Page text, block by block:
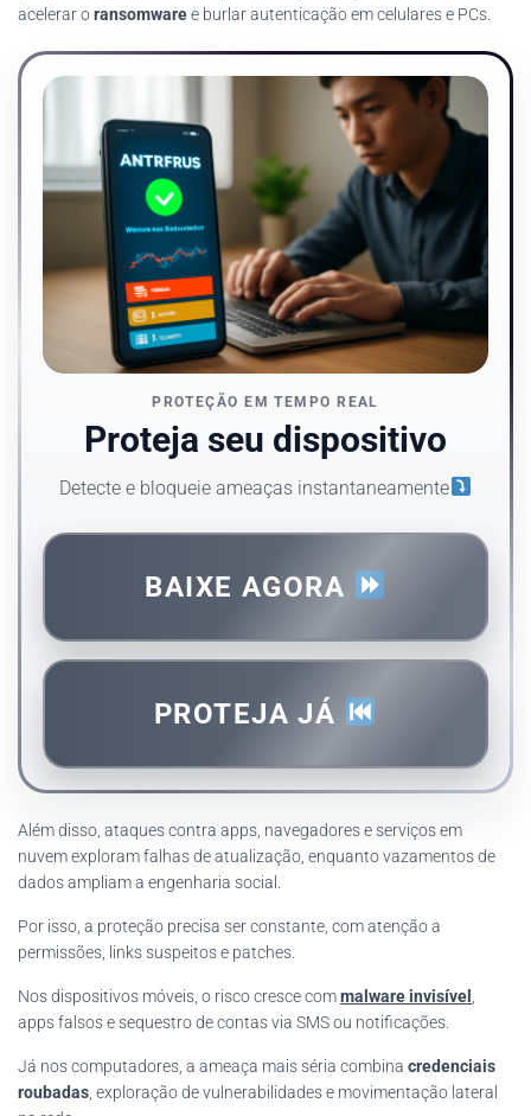
acelerar oransomwaree burlar autenticação em celulares e PCs.
PROTEÇÃO EM TEMPO REAL
Proteja seu dispositivo
Detecte e bloqueie ameaças instantaneamente
BAIXE AGORA
PROTEJA JÁ
Além disso, ataques contra apps, navegadores e serviços em
nuvem exploram falhas de atualização, enquanto vazamentos de
dados ampliam a engenharia social.
Por isso, a proteção precisa ser constante, com atenção a
permissões, links suspeitos e patches.
Nos dispositivos móveis, o risco cresce commalware invisível
apps falsos e sequestro de contas via SMS ou notificações.
Já nos computadores, a ameaça mais séria combina credenciais
roubadas , exploração de vulnerabilidades e movimentação lateral